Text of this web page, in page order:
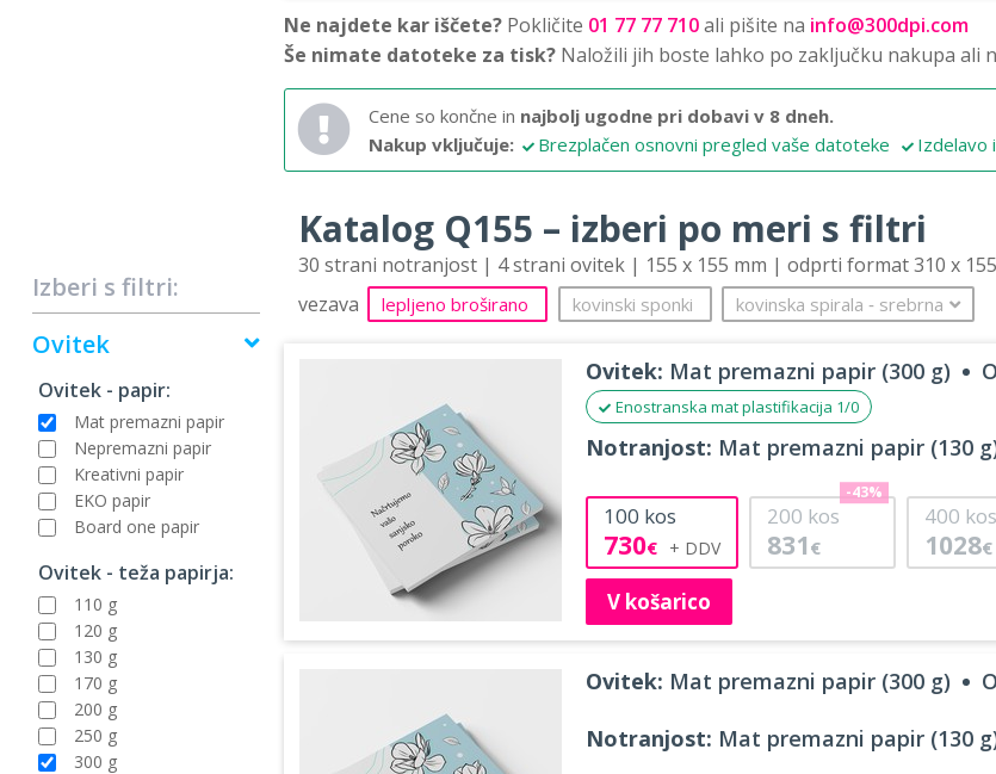
Izberi s filtri:
Ovitek
Ovitek - papir:
Mat premazni papir
Nepremazni papir
Kreativni papir
EKO papir
Board one papir
Ovitek - teža papirja:
110 g
120 g
130 g
170 g
200 g
250 g
300 g
Ne najdete kar iščete? Pokličite 01 77 77 710ali pišite na info@300dpi.com
Še nimate datoteke za tisk? Naložili jih boste lahko po zaključku nakupa ali
Cene so končne in najbolj ugodne pri dobavi v 8 dneh.
Nakup vključuje:
Brezplačen osnovni pregled vaše datoteke Izdelavo
Katalog Q155 – izberi po meri s filtri
30 strani notranjost | 4 strani ovitek | 155 x 155 mm | odprti format 310 x
vezava
lepljeno broširano kovinski sponki kovinska spirala ‐ srebrna
Ovitek: Mat premazni papir (300 g)
Enostranska mat plastifikacija 1/0
Notranjost: Mat premazni papir (130
100 kos
730€
200 kos
831 €
-43%
400 kos
1028€
V košarico
Ovitek: Mat premazni papir (300 g)
Notranjost: Mat premazni papir (130